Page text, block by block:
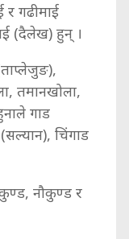
र गढीमाई
(दैलेख) हुन् ।
तमानखोला,
गाड
चिंगाड
नौकुण्ड र